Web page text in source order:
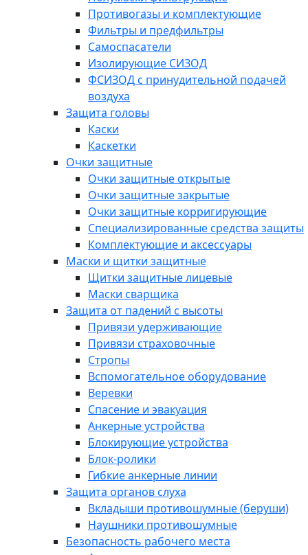
Противогазы и комплектующие
Фильтры и предфильтры
Самоспасатели
Изолирующие СИЗОД
ФСИЗОД с принудительной подачей
воздуха
Защита головы
Каски
Каскетки
Очки защитные
Очки защитные открытые
Очки защитные закрытые
Очки защитные корригирующие
Специализированные средства защиты
Комплектующие и аксессуары
Маски и щитки защитные
Щитки защитные лицевые
Маски сварщика
Защита от падений с высоты
Привязи удерживающие
Привязи страховочные
Стропы
Вспомогательное оборудование
Веревки
Спасение и эвакуация
Анкерные устройства
Блокирующие устройства
Блок-ролики
Гибкие анкерные линии
Защита органов слуха
Вкладыши противошумные (беруши)
Наушники противошумные
Безопасность рабочего места